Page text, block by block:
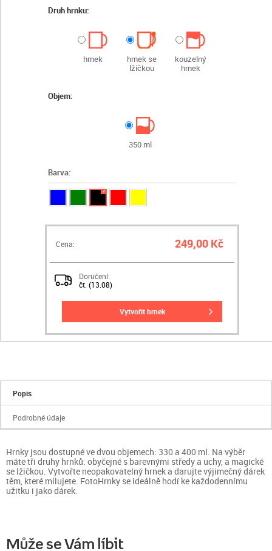
Druh hrnku:
hrnek
hrnek se
lžičkou
kouzelný
hrnek
Objem:
350 ml
Barva:
✓
Cena: 249,00 Kč
Doručení:
čt. (13.08)
vytvořit hrnek
Popis
Podrobné údaje
Hrnky jsou dostupné ve dvou objemech: 330 a 400 ml. Na výběr
máte tři druhy hrnků: obyčejné s barevnými středy a uchy, a magické
se lžičkou. Vytvořte neopakovatelný hrnek a darujte výjimečný dárek
těm, které milujete. FotoHrnky se ideálně hodí ke každodennímu
užitku i jako dárek.
Může se Vám líbit